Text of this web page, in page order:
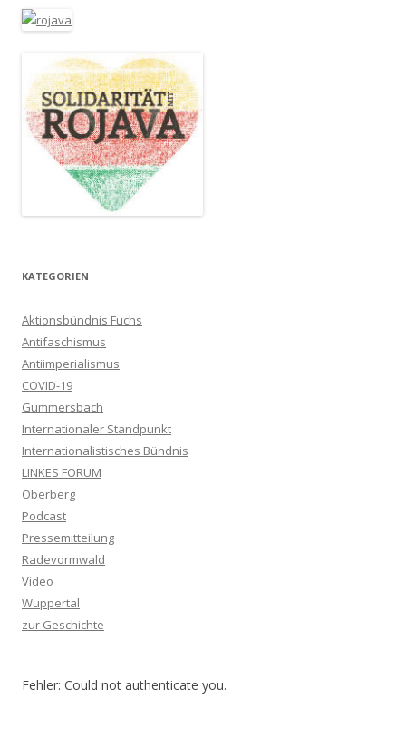
KATEGORIEN
Aktionsbündnis Fuchs
Antifaschismus
Antiimperialismus
COVID-19
Gummersbach
Internationaler Standpunkt
Internationalistisches Bündnis
LINKES FORUM
Oberberg
Podcast
Pressemitteilung
Radevormwald
Video
Wuppertal
zur Geschichte
Fehler: Could not authenticate you.